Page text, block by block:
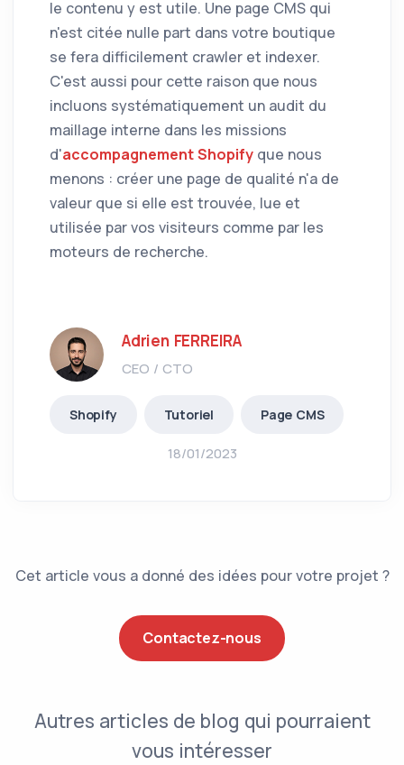
le contenu y est utile. Une page CMS qui
n'est citée nulle part dans votre boutique
se fera difficilement crawler et indexer.
C'est aussi pour cette raison que nous
incluons systématiquement un audit du
maillage interne dans les missions
d'accompagnement Shopify que nous
menons : créer une page de qualité n'a de
valeur que si elle est trouvée, lue et
utilisée par vos visiteurs comme par les
moteurs de recherche.
Adrien FERREIRA
CEO / CTO
Shopify Tutoriel Page CMS
18/01/2023
Cet article vous a donné des idées pour votre projet ?
Contactez-nous
Autres articles de blog qui pourraient
vous intéresser